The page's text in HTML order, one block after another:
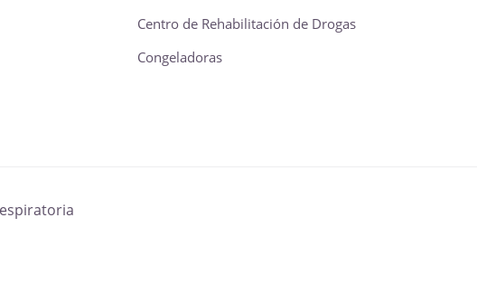
Centro de Rehabilitación de Drogas
Congeladoras